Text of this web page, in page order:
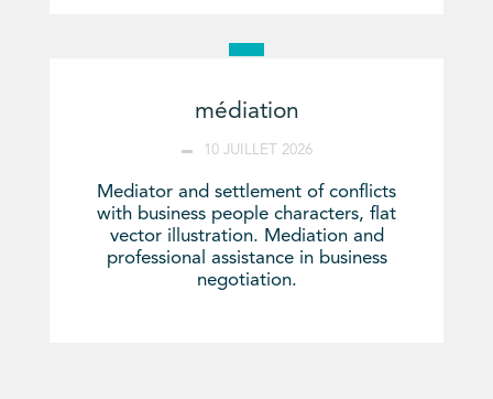
médiation
10 JUILLET 2026
Mediator and settlement of conflicts
with business people characters, flat
vector illustration. Mediation and
professional assistance in business
negotiation.